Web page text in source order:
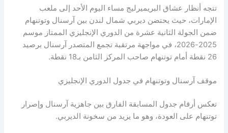
عشاق البريميرليج مساء اليوم الأحد إلى ملعب
حيث يحتضن ديربي شمال لندن بين آرسنال وتوتنهام
الثانية عشرة من الدوري الإنجليزي الممتاز موسم
2025-2026، في مواجهة مرتقبة تجمع المتصدر آرسنال برصيد
وتوتنهام في جدول الدوري الإنجليزي
جدول المسابقة الفارق بين جاهزية آرسنال وإصرار
على العودة، وهو ما يزيد من سخونة الديربي.